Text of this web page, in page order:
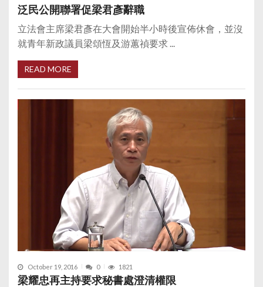
泛民公開聯署促梁君彥辭職
立法會主席梁君彥在大會開始半小時後宣佈休會，並沒
就青年新政議員梁頌恆及游蕙禎要求 ...
READ MORE
October 19, 2016 0 1821
梁耀忠再主持要求秘書處澄清權限